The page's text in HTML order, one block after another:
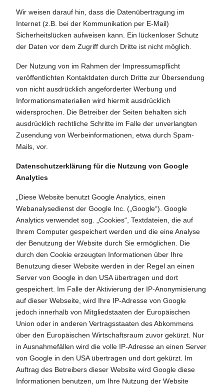
Wir weisen darauf hin, dass die Datenübertragung im
Internet (z.B. bei der Kommunikation per E-Mail)
Sicherheitslücken aufweisen kann. Ein lückenloser Schutz
der Daten vor dem Zugriff durch Dritte ist nicht möglich.
Der Nutzung von im Rahmen der Impressumspflicht
veröffentlichten Kontaktdaten durch Dritte zur Übersendung
von nicht ausdrücklich angeforderter Werbung und
Informationsmaterialien wird hiermit ausdrücklich
widersprochen. Die Betreiber der Seiten behalten sich
ausdrücklich rechtliche Schritte im Falle der unverlangten
Zusendung von Werbeinformationen, etwa durch Spam-
Mails, vor.
Datenschutzerklärung für die Nutzung von Google
Analytics
„Diese Website benutzt Google Analytics, einen
Webanalysedienst der Google Inc. („Google“). Google
Analytics verwendet sog. „Cookies“, Textdateien, die auf
Ihrem Computer gespeichert werden und die eine Analyse
der Benutzung der Website durch Sie ermöglichen. Die
durch den Cookie erzeugten Informationen über Ihre
Benutzung dieser Website werden in der Regel an einen
Server von Google in den USA übertragen und dort
gespeichert. Im Falle der Aktivierung der IP-Anonymisierung
auf dieser Webseite, wird Ihre IP-Adresse von Google
jedoch innerhalb von Mitgliedstaaten der Europäischen
Union oder in anderen Vertragsstaaten des Abkommens
über den Europäischen Wirtschaftsraum zuvor gekürzt. Nur
in Ausnahmefällen wird die volle IP-Adresse an einen Server
von Google in den USA übertragen und dort gekürzt. Im
Auftrag des Betreibers dieser Website wird Google diese
Informationen benutzen, um Ihre Nutzung der Website